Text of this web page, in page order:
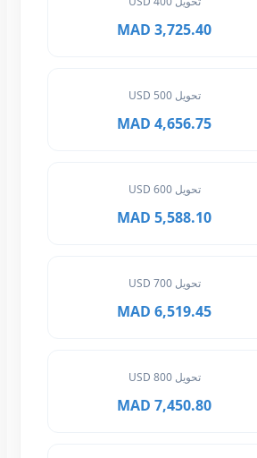
3,725.40 MAD
تحويل 500 USD
4,656.75 MAD
تحويل 600 USD
5,588.10 MAD
تحويل 700 USD
6,519.45 MAD
تحويل 800 USD
7,450.80 MAD